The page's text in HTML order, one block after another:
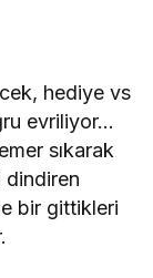
hediye vs
evriliyor…
sıkarak
dindiren
bir gittikleri